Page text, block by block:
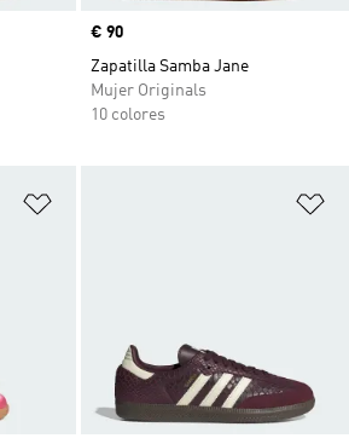
Precio
€ 90
Zapatilla Samba Jane
Mujer Originals
10 colores